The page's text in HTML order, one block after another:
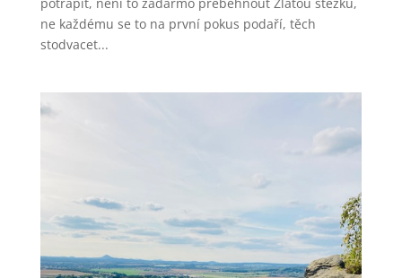
ne každému se to na první pokus podaří, těch
stodvacet...